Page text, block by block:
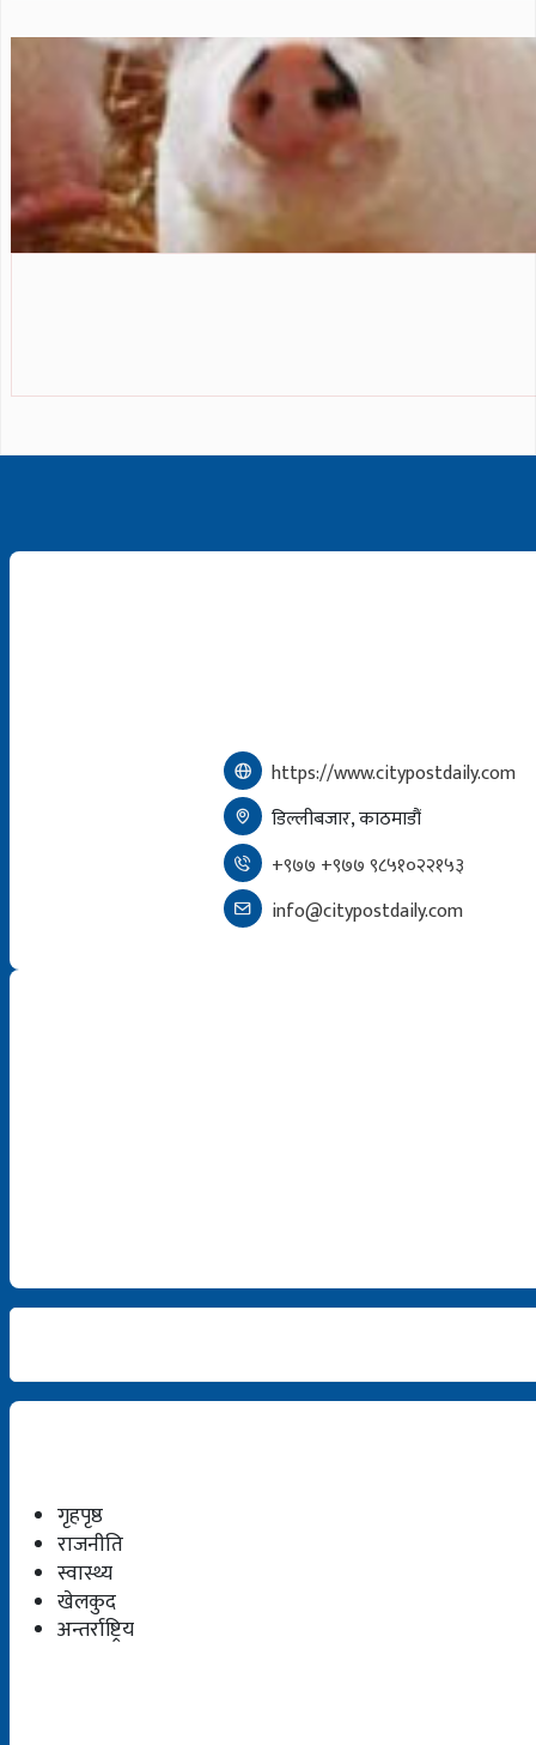
https://www.citypostdaily.com
डिल्लीबजार, काठमाडौं
+९७७ +९७७ ९८५१०२२१५३
info@citypostdaily.com
गृहपृष्ठ
राजनीति
स्वास्थ्य
खेलकुद
अन्तर्राष्ट्रिय